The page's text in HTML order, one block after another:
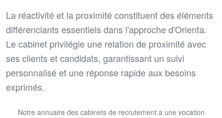
La réactivité et la proximité constituent des éléments
différenciants essentiels dans l'approche d'Orienta.
Le cabinet privilégie une relation de proximité avec
ses clients et candidats, garantissant un suivi
personnalisé et une réponse rapide aux besoins
exprimés.
Notre annuaire des cabinets de recrutement a une vocation